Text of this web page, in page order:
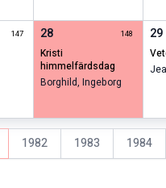
147 28 148
kristi
himmelfärdsdag
Borghild, Ingeborg
29
1982 1983 1984